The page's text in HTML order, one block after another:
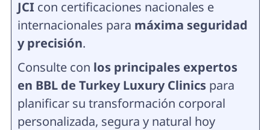
JCIcon certificaciones nacionales e
internacionales para máxima seguridad
y precisión.
Consulte con los principales expertos
en BBL de Turkey Luxury Clinicspara
planificar su transformación corporal
personalizada, segura y natural hoy